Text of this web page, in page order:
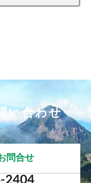
い合わせ
問合せ
2404